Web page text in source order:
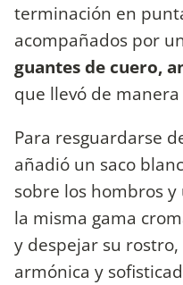
terminación en
acompañados por un
guantes de cuero,
que llevó de
Para resguardarse
añadió un saco
sobre los hombros
la misma gama
y despejar su
armónica y